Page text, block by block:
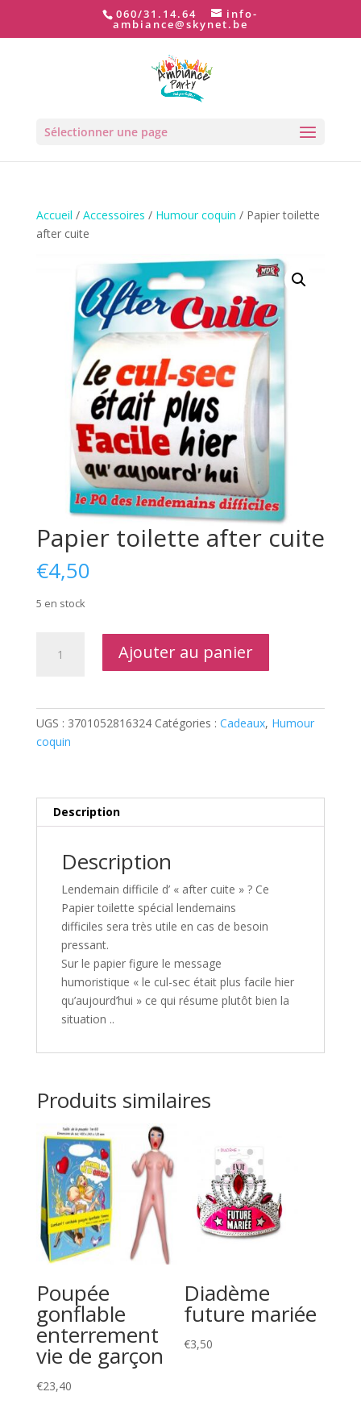
060/31.14.64 info-
ambiance@skynet.be
Sélectionner une page
Accueil / Accessoires / Humour coquin / Papier toilette
after cuite
Papier toilette after cuite
€4,50
5 en stock
Ajouter au panier
UGS : 3701052816324 Catégories : Cadeaux, Humour
coquin
Description
Description
Lendemain difficile d’ « after cuite » ? Ce
Papier toilette spécial lendemains
difficiles sera très utile en cas de besoin
pressant.
Sur le papier figure le message
humoristique « le cul-sec était plus facile hier
qu’aujourd’hui » ce qui résume plutôt bien la
situation ..
Produits similaires
Poupée
gonflable
enterrement
vie de garçon
€23,40
Diadème
future mariée
€3,50